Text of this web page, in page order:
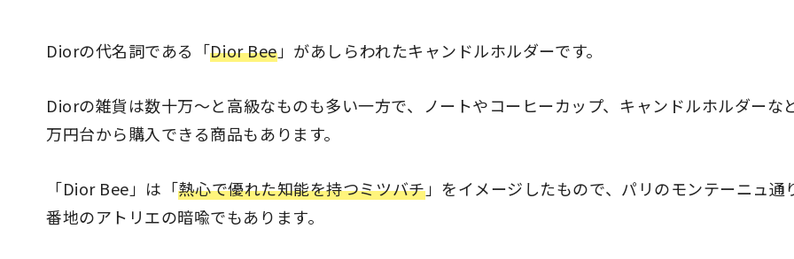
Diorの代名詞である「Dior Bee」があしらわれたキャンドルホルダーです。
Diorの雑貨は数十万〜と高級なものも多い一方で、ノートやコーヒーカップ、キャンドルホルダーな
万円台から購入できる商品もあります。
「Dior Bee」は「熱心で優れた知能を持つミツバチ」をイメージしたもので、パリのモンテーニュ通
番地のアトリエの暗喩でもあります。